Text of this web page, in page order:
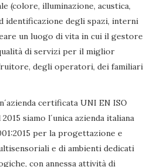
(colore, illuminazione, acustica,
identificazione degli spazi, interni
un luogo di vita in cui il gestore
di servizi per il miglior
degli operatori, dei familiari
certificata UNI EN ISO
siamo l´unica azienda italiana
per la progettazione e
e di ambienti dedicati
con annessa attività di